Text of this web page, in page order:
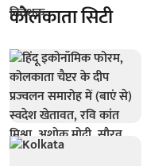
कोलकाता सिटी